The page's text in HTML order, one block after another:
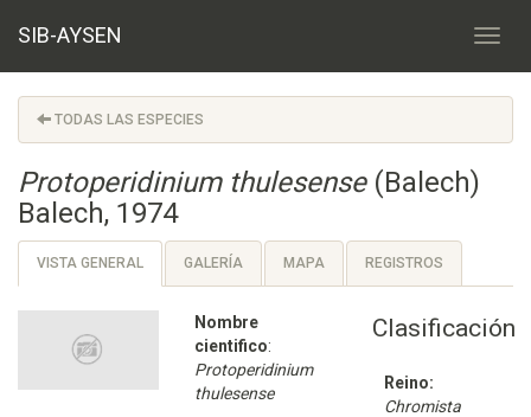
SIB-AYSEN
TODAS LAS ESPECIES
Protoperidinium thulesense(Balech)
Balech, 1974
VISTA GENERAL GALERÍA MAPA REGISTROS
Nombre
cientifico:
Protoperidinium
thulesense
Clasificación
Reino:
Chromista